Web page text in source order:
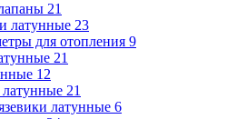
21
латунные 23
для отопления 9
21
12
21
латунные 6